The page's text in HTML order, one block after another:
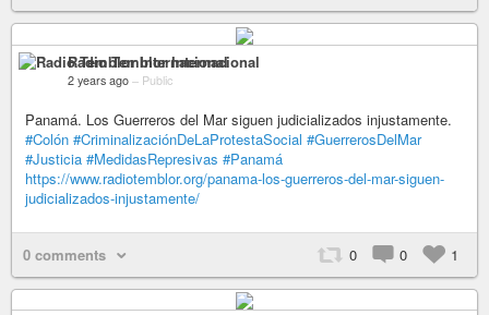
Radio Temblor Internacional
2 years ago – Public
Panamá. Los Guerreros del Mar siguen judicializados injustamente.
#Colón #CriminalizaciónDeLaProtestaSocial #GuerrerosDelMar
#Justicia #MedidasRepresivas #Panamá
https://www.radiotemblor.org/panama-los-guerreros-del-mar-siguen-
judicializados-injustamente/
0 comments 0 0 1